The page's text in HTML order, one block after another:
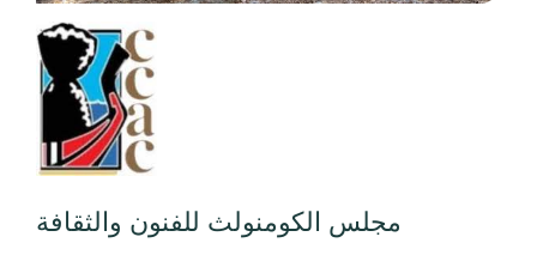
سيعمل مجلس الكومنولث للفنون والثقافة (CCAC)
على تطوير ورعاية البرامج التي تعزز التميز في
الفنون، وتروج لمواردنا الفنية والثقافية المتنوعة
وتستخدمها، وتوفر تجارب فنية عالية الجودة لمواطنينا
وفرصًا للفنانين، وتروج وتديم التراث الشعبي الفريد
عرض الموقع